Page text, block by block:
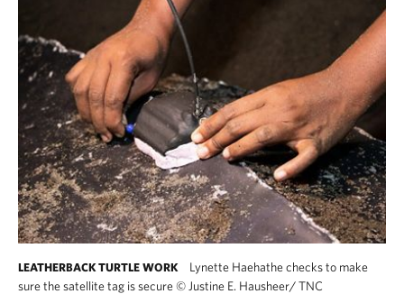
LEATHERBACK TURTLE WORK
Lynette Haehathe checks to make
sure the satellite tag is secure© Justine E. Hausheer/ TNC